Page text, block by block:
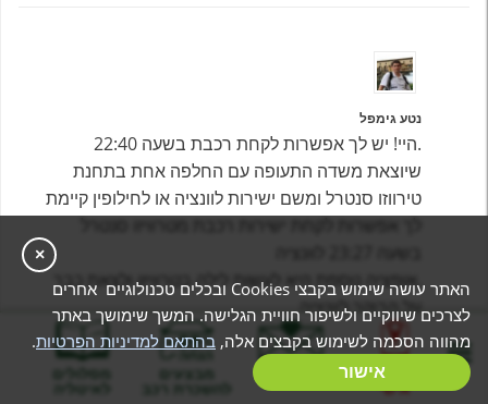
נטע גימפל
.היי! יש לך אפשרות לקחת רכבת בשעה 22:40
שיוצאת משדה התעופה עם החלפה אחת בתחנת
טירווזו סנטרל ומשם ישירות לוונציה או לחילופין קיימת
.אופציה נוספת היא לעשות לילה בטרוויזו ולצאת כבר
על הבוקר לוונציה.
מצרף לך קישור לאתר מומלץ בוא תוכל לראות לוחות
זמנים ומחירים
https://omio.tp.st/PQCTlkmi
בניית מסלול
אישי
מבצעים מסלולים
לאיטליה
×
האתר עושה שימוש בקבצי Cookies ובכלים טכנולוגיים אחרים
לצרכים שיווקיים ולשיפור חוויית הגלישה. המשך שימושך באתר
מהווה הסכמה לשימוש בקבצים אלה, בהתאם למדיניות הפרטיות.
אישור